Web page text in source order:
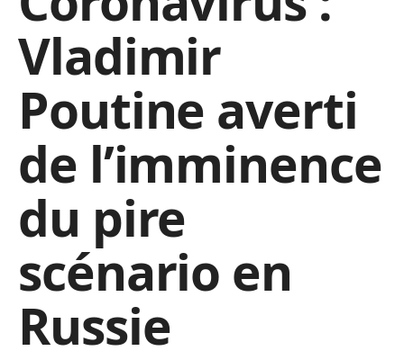
Vladimir
Poutine averti
de l’imminence
du pire
scénario en
Russie